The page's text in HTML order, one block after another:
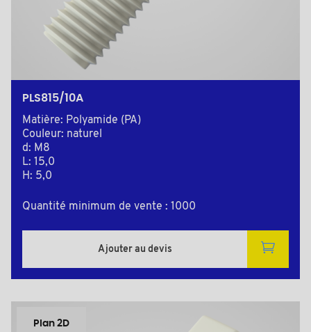
PLS815/10A
Matière: Polyamide (PA)
Couleur: naturel
d: M8
L: 15,0
H: 5,0
Quantité minimum de vente : 1000
Ajouter au devis
Plan 2D